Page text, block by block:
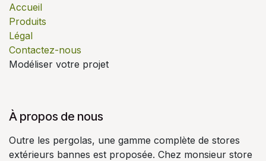
Accueil
Produits
Légal
Contactez-nous
Modéliser votre projet
À propos de nous
Outre les pergolas, une gamme complète de stores
extérieurs bannes est proposée. Chez monsieur store